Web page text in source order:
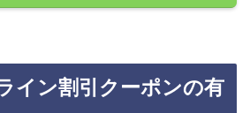
イン割引クーポンの有